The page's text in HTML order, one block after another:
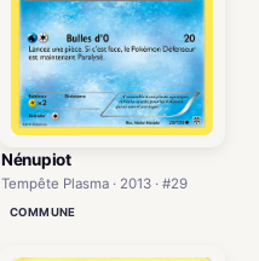
Nénupiot
Tempête Plasma · 2013 · #29
COMMUNE